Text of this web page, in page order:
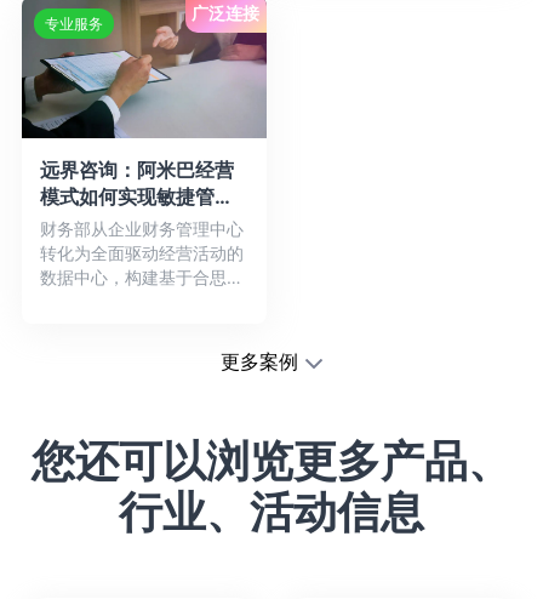
广泛连接
专业服务
远界咨询：阿米巴经营
模式如何实现敏捷管
理？
财务部从企业财务管理中心
转化为全面驱动经营活动的
数据中心，构建基于合思费
更多案例
您还可以浏览更多产品、
行业、活动信息